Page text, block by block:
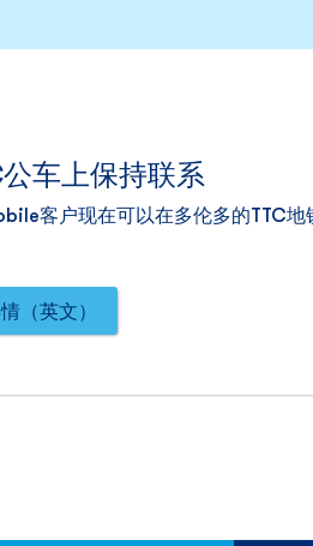
车上保持联系
客户现在可以在多伦多的TTC
（英文）